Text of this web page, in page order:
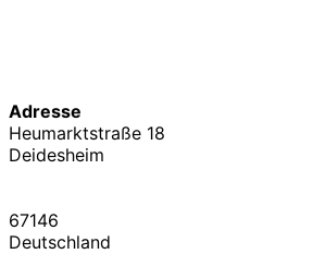
Adresse
Heumarktstraße 18
Deidesheim
67146
Deutschland